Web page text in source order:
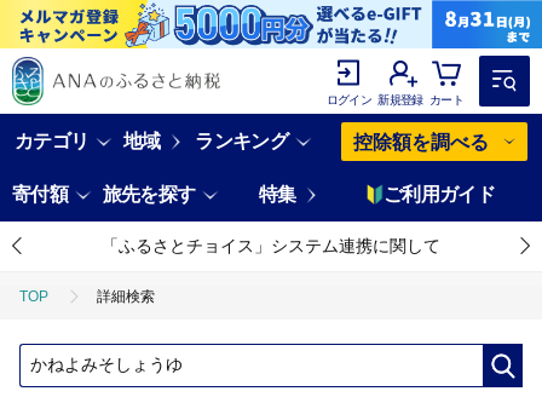
ログイン 新規登録 カート
カテゴリ 地域 ランキング 控除額を調べる
寄付額 旅先を探す 特集 ご利用ガイド
「ふるさとチョイス」システム連携に関して
TOP 詳細検索